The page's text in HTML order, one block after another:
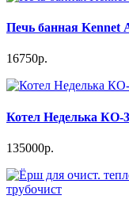
Печь банная
16750р.
Котел Неделька КО-
135000р.